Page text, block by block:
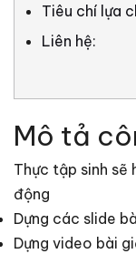
Tiêu chí lựa
Liên hệ:
Mô tả
Thực tập sinh
động
Dựng các slide
Dựng video bài